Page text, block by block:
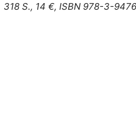
318 S., 14 €, ISBN 978-3-